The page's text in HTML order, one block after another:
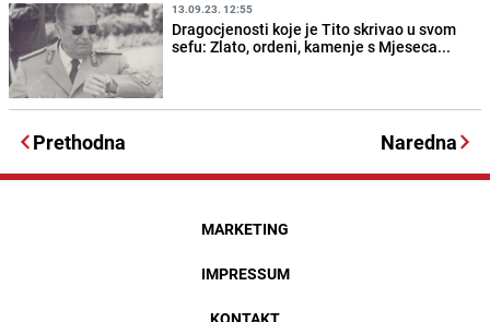
13.09.23. 12:55
Dragocjenosti koje je Tito skrivao u svom
sefu: Zlato, ordeni, kamenje s Mjeseca...
Prethodna Naredna
MARKETING
IMPRESSUM